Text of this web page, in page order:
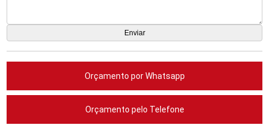
Orçamento por Whatsapp
Orçamento pelo Telefone